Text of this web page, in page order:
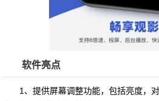
软件亮点
1、提供屏幕调整功能，包括亮度，对